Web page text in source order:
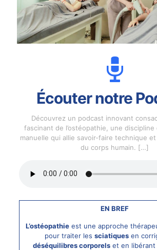
Écouter notre
Découvrez un podcast innovant
fascinant de l’ostéopathie, une discipline
manuelle qui allie savoir-faire technique
du corps humain. […]
EN BREF
L’ostéopathie est une approche
pour traiter les sciatiquesen
déséquilibres corporelset en libérant